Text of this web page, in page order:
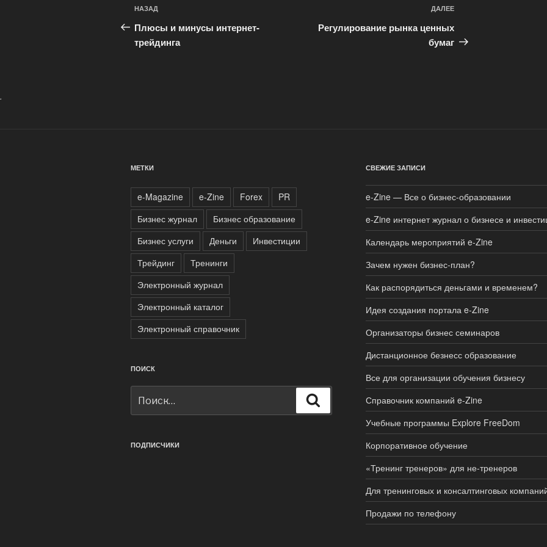
по
записям
Предыдущая
запись:
НАЗАД
Плюсы и минусы интернет-
трейдинга
ДАЛЕЕ
Регулирование рынка ценных
бумаг
.
МЕТКИ
e-Magazine e-Zine Forex
PR
Бизнес журнал
Бизнес образование
Бизнес услуги
Деньги
Инвестиции
Трейдинг
Тренинги
Электронный журнал
Электронный каталог
Электронный справочник
ПОИСК
ПОДПИСЧИКИ
СВЕЖИЕ ЗАПИСИ
e-Zine — Все о бизнес-образовании
e-Zine интернет журнал о бизнесе и
Календарь мероприятий e-Zine
Зачем нужен бизнес-план?
Как распорядиться деньгами и временем?
Идея создания портала e-Zine
Организаторы бизнес семинаров
Дистанционное безнесс образование
Все для организации обучения бизнесу
Справочник компаний e-Zine
Учебные программы Explore FreeDom
Корпоративное обучение
«Тренинг тренеров» для не-тренеров
Для тренинговых и консалтинговых
Продажи по телефону